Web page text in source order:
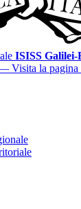
ISISS
Visita la pagina